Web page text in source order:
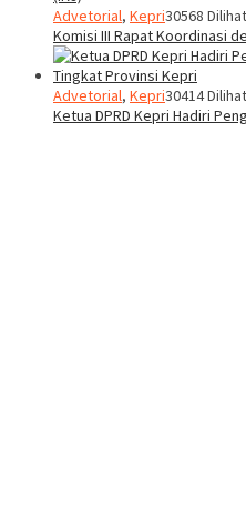
Advetorial, Kepri30568 Dilihat
Komisi III Rapat Koordinasi
Advetorial, Kepri30414 Dilihat
Ketua DPRD Kepri Hadiri